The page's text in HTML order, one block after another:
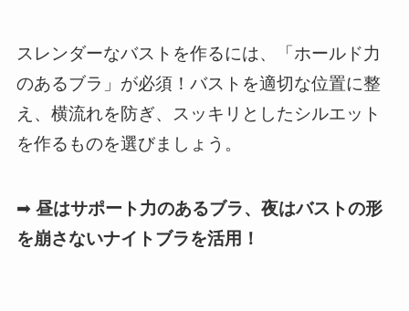
スレンダーなバストを作るには、「ホールド力
のあるブラ」が必須！バストを適切な位置に整
え、横流れを防ぎ、スッキリとしたシルエット
を作るものを選びましょう。
➡ 昼はサポート力のあるブラ、夜はバストの形
を崩さないナイトブラを活用！